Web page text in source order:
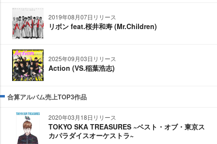
2019年08月07日リリース
リボン feat.桜井和寿 (Mr.Children)
2025年09月03日リリース
Action (VS.稲葉浩志)
合算アルバム売上TOP3作品
2020年03月18日リリース
TOKYO SKA TREASURES ~ベスト・オブ・東京ス
カパラダイスオーケストラ~